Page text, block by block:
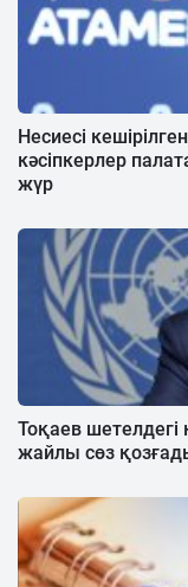
Несиесі
кәсіпкерлер
жүр
Тоқаев
жайлы сөз